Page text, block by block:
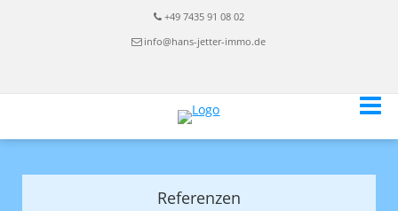
+49 7435 91 08 02
info@hans-jetter-immo.de
Referenzen